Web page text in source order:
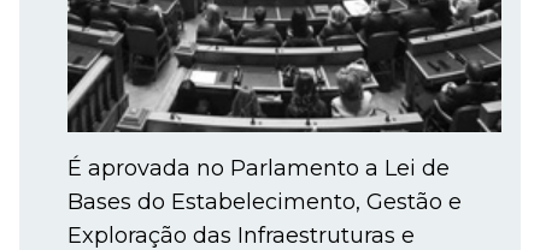
É aprovada no Parlamento a Lei de
Bases do Estabelecimento, Gestão e
Exploração das Infraestruturas e